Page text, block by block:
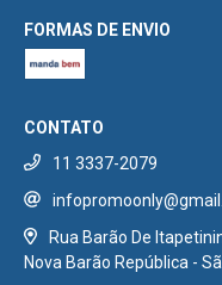
FORMAS DE ENVIO
CONTATO
11 3337-2079
Rua Barão De
Nova Barão República -